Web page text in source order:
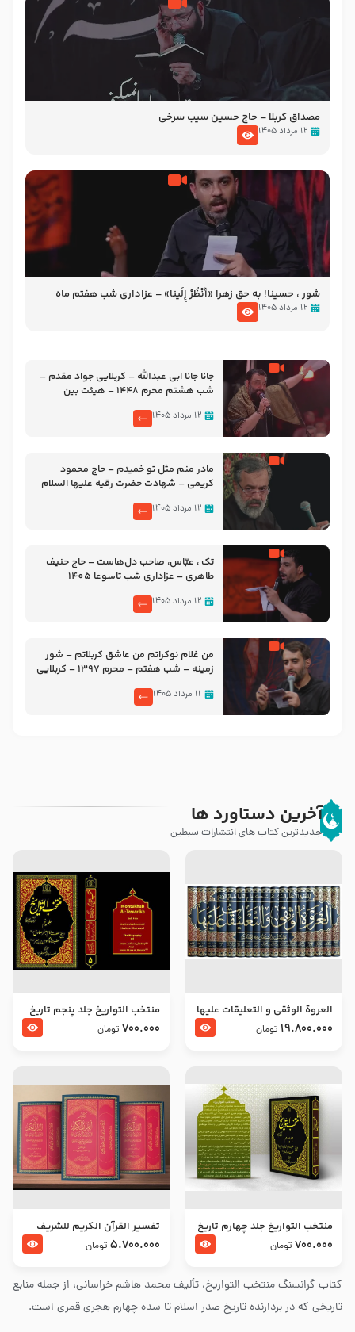
مصداق کربلا – حاج حسین سیب سرخی
۱۲ مرداد ۱۴۰۵
شور ، حسینا! به‌ حق زهرا «أُنْظُرْ إِلَینا» – عزاداری شب هفتم ماه
محرّم 1405
۱۲ مرداد ۱۴۰۵
جانا جانا ابی عبدالله – کربلایی جواد مقدم –
شب هشتم محرم 1448 – هیئت بین
۱۲ مرداد ۱۴۰۵
مادر منم مثل تو خمیدم – حاج محمود
کریمی – شهادت حضرت رقیه علیها السلام
۱۲ مرداد ۱۴۰۵
تک ، عبّاس، صاحب دل‌هاست – حاج حنیف
طاهری – عزاداری شب تاسوعا 1405
۱۲ مرداد ۱۴۰۵
من غلام نوکراتم من عاشق کربلاتم – شور
زمینه – شب هفتم – محرم 1397 – کربلایی
۱۱ مرداد ۱۴۰۵
آخرین دستاورد ها
جدیدترین کتاب های انتشارات سبطین
کتاب گرانسنگ منتخب التواريخ، تألیف محمد هاشم خراسانی، از جمله منابع
تاریخی که در بردارنده تاریخ صدر اسلام تا سده چهارم هجری قمری است.
العروة الوثقى و التعليقات عليها
– طرح جدید
19.800.000 تومان
منتخب التواریخ جلد پنجم تاریخ
امام جعفر صادق و امام موسی
700.000 تومان
منتخب التواریخ جلد چهارم تاریخ
امام زین العابدین و امام محمد
700.000 تومان
تفسير القرآن الكريم للشريف
المرتضي قدس سرّه
5.700.000 تومان